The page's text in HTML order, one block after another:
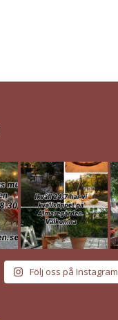
Följ oss på Instagram